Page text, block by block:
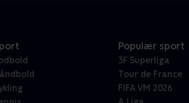
Populær sport
3F Superliga
Tour de France
FIFA VM 2026